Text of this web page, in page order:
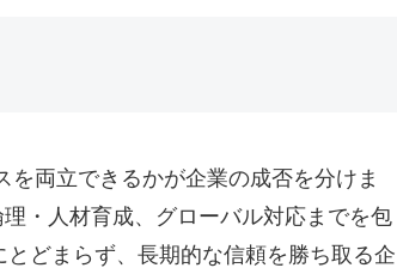
両立できるかが企業の成否を分けま
・人材育成、グローバル対応までを包
どまらず、長期的な信頼を勝ち取る企